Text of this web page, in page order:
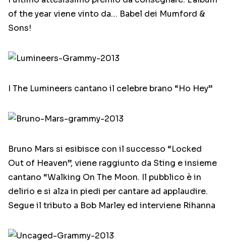
of the year viene vinto da… Babel dei Mumford &
Sons!
I The Lumineers cantano il celebre brano “Ho Hey”
Bruno Mars si esibisce con il successo “Locked
Out of Heaven”, viene raggiunto da Sting e insieme
cantano “Walking On The Moon. Il pubblico è in
delirio e si alza in piedi per cantare ad applaudire.
Segue il tributo a Bob Marley ed interviene Rihanna